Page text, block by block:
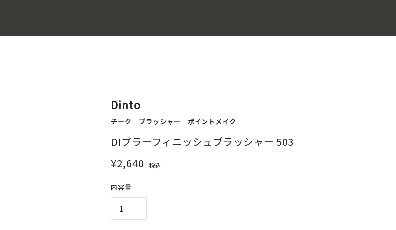
Dinto
チーク ブラッシャー ポイントメイク
DIブラーフィニッシュブラッシャー 503
¥2,640
税込
内容量